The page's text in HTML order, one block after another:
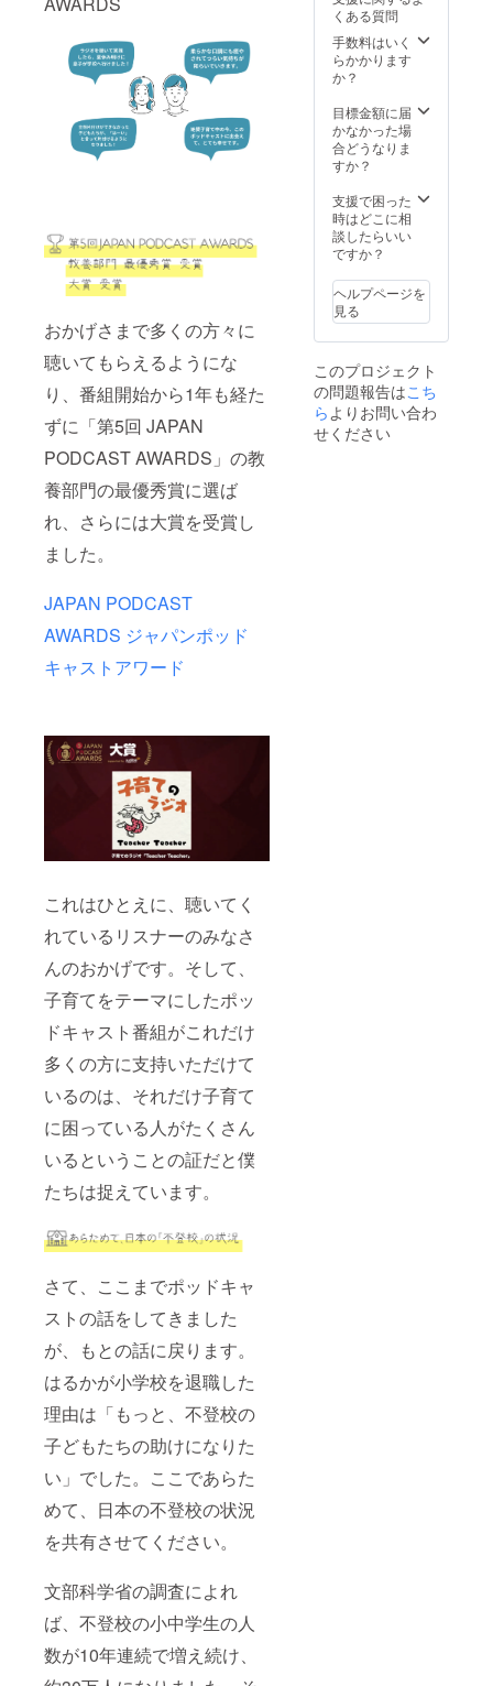
おかげさまで多くの方々に
聴いてもらえるようにな
り、番組開始から1年も経た
ずに「第5回 JAPAN
PODCAST AWARDS」の教
養部門の最優秀賞に選ば
れ、さらには大賞を受賞し
ました。
JAPAN PODCAST
AWARDS ジャパンポッド
キャストアワード
これはひとえに、聴いてく
れているリスナーのみなさ
んのおかげです。そして、
子育てをテーマにしたポッ
ドキャスト番組がこれだけ
多くの方に支持いただけて
いるのは、それだけ子育て
に困っている人がたくさん
いるということの証だと僕
たちは捉えています。
さて、ここまでポッドキャ
ストの話をしてきました
が、もとの話に戻ります。
はるかが小学校を退職した
理由は「もっと、不登校の
子どもたちの助けになりた
い」でした。ここであらた
めて、日本の不登校の状況
を共有させてください。
文部科学省の調査によれ
ば、不登校の小中学生の人
数が10年連続で増え続け、
侵害す
る内容
は紹介
できま
セージ
・限定
ポッド
キャス
※感謝の
メッ
セージ
と限定
ドキャ
スト音
源は、
ご入力
いた
メール
アドレ
スへ添
送信い
たしま
す。 ※
ポッド
キャス
くある質問
手数料はいく
らかかります
か？
目標金額に届
かなかった場
合どうなりま
すか？
支援で困った
時はどこに相
談したらいい
ですか？
ヘルプページを
見る
このプロジェクト
の問題報告はこち
らよりお問い合わ
せください